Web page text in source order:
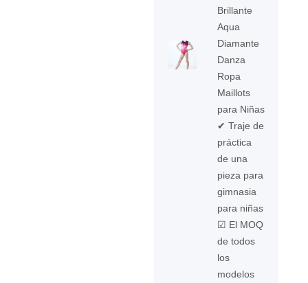
Brillante
Aqua
Diamante
Danza
Ropa
Maillots
para Niñas
✔ Traje de
práctica
de una
pieza para
gimnasia
para niñas
☑ El MOQ
de todos
los
modelos